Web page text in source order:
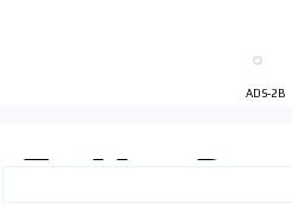
ADS-2B